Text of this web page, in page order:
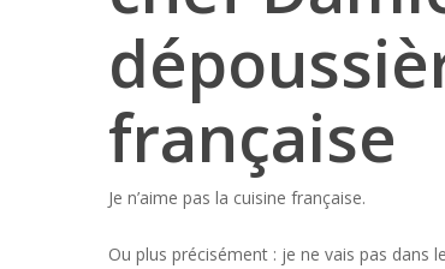
française
Je n’aime pas la cuisine française.
Ou plus précisément : je ne vais pas dans